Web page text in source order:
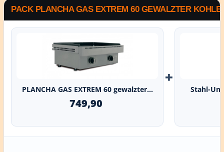
PACK PLANCHA GAS EXTREM 60 GEWALZTER
PLANCHA GAS EXTREM 60 gewalzter...
749,90
+
Stahl-